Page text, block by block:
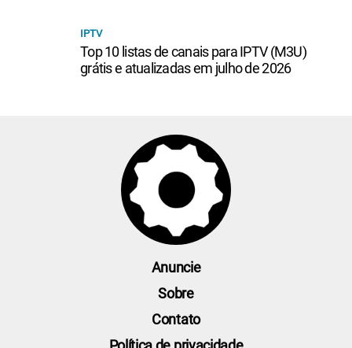
IPTV
Top 10 listas de canais para IPTV (M3U)
grátis e atualizadas em julho de 2026
Anuncie
Sobre
Contato